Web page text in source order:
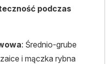
podczas
: Średnio-grube
i mączka rybna